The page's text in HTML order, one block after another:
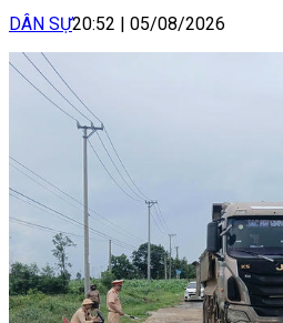
DÂN SỰ20:52 05/08/2026